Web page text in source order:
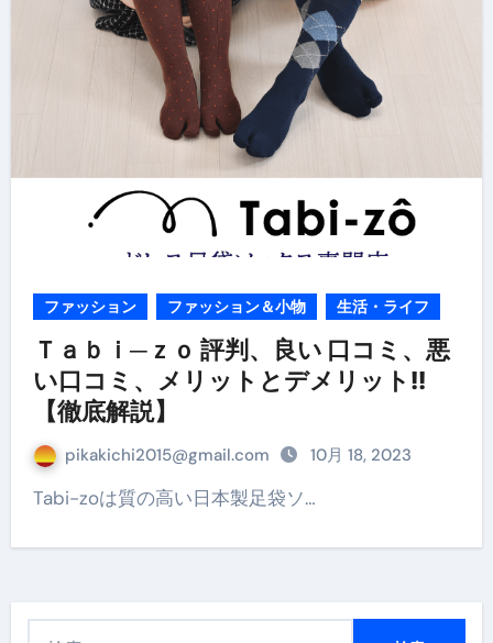
ファッション ファッション＆小物 生活・ライフ
Ｔａｂｉ─ｚｏ 評判、良い 口コミ、悪
い口コミ、メリットとデメリット!!
【徹底解説】
pikakichi2015@gmail.com 10月 18, 2023
Tabi-zoは質の高い日本製足袋ソ…